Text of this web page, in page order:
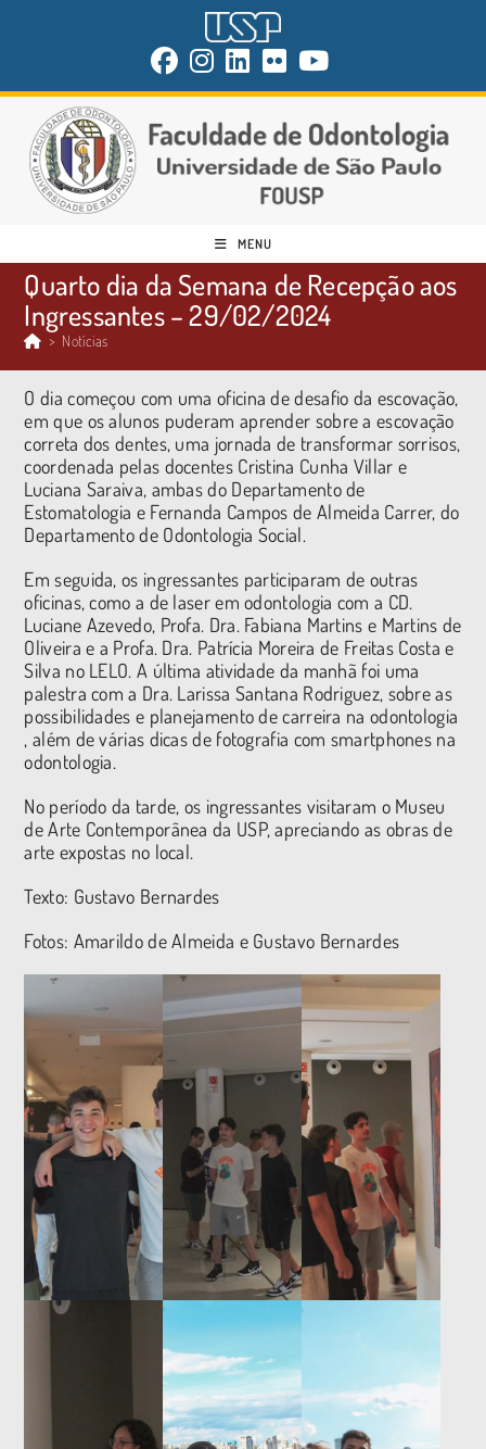
MENU
Quarto dia da Semana de Recepção aos
Ingressantes – 29/02/2024
> Notícias
O dia começou com uma oficina de desafio da escovação,
em que os alunos puderam aprender sobre a escovação
correta dos dentes, uma jornada de transformar sorrisos,
coordenada pelas docentes Cristina Cunha Villar e
Luciana Saraiva, ambas do Departamento de
Estomatologia e Fernanda Campos de Almeida Carrer, do
Departamento de Odontologia Social.
Em seguida, os ingressantes participaram de outras
oficinas, como a de laser em odontologia com a CD.
Luciane Azevedo, Profa. Dra. Fabiana Martins e Martins de
Oliveira e a Profa. Dra. Patrícia Moreira de Freitas Costa e
Silva no LELO. A última atividade da manhã foi uma
palestra com a Dra. Larissa Santana Rodriguez, sobre as
possibilidades e planejamento de carreira na odontologia
, além de várias dicas de fotografia com smartphones na
odontologia.
No período da tarde, os ingressantes visitaram o Museu
de Arte Contemporânea da USP, apreciando as obras de
arte expostas no local.
Texto: Gustavo Bernardes
Fotos: Amarildo de Almeida e Gustavo Bernardes